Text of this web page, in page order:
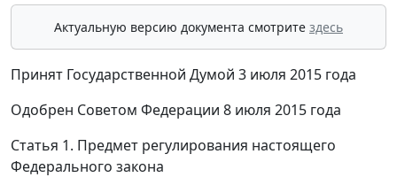
Актуальную версию документа смотрите здесь
Принят Государственной Думой 3 июля 2015 года
Одобрен Советом Федерации 8 июля 2015 года
Статья 1. Предмет регулирования настоящего
Федерального закона